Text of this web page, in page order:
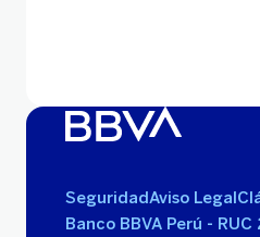
SeguridadAviso Legal
Banco BBVA Perú -